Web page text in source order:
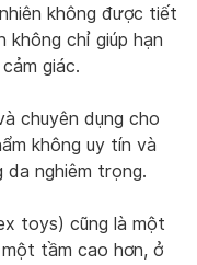
không được tiết
không chỉ giúp hạn
giác.
chuyên dụng cho
không uy tín và
da nghiêm trọng.
toys) cũng là một
tầm cao hơn, ở